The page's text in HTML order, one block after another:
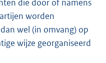
die door of namens
worden
wel (in omvang) op
wijze georganiseerd